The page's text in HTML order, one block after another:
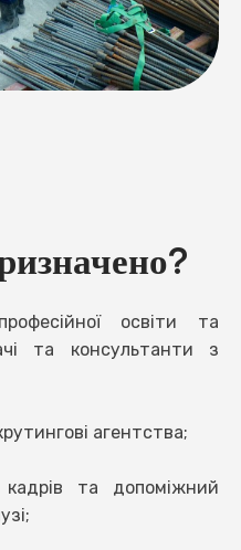
освіти та
та консультанти з
агентства;
кадрів та допоміжний